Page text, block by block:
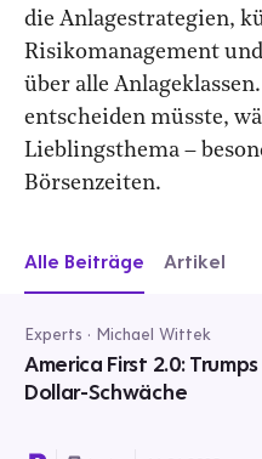
die Anlagestrategien,
Risikomanagement
über alle
entscheiden müsste,
Lieblingsthema –
Börsenzeiten.
Alle Beiträge Artikel
Experts · Michael Wittek
America First 2.0:
Dollar-Schwäche